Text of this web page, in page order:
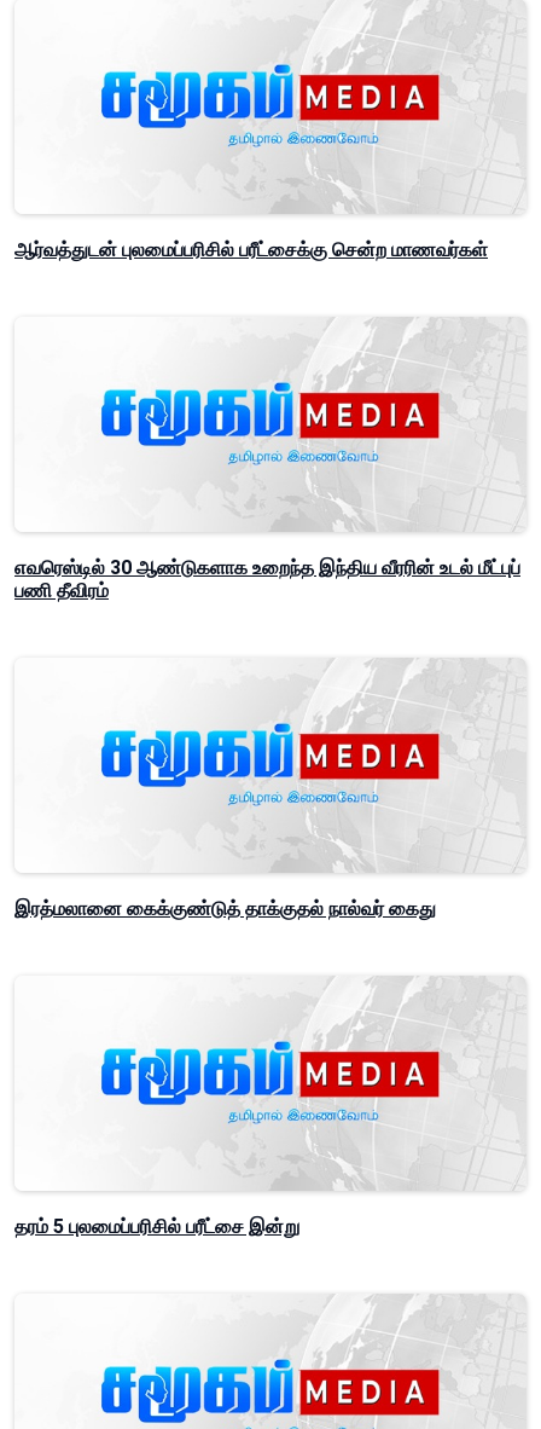
ஆர்வத்துடன் புலமைப்பரிசில் பரீட்சைக்கு சென்ற மாணவர்கள்
எவரெஸ்டில் 30 ஆண்டுகளாக உறைந்த இந்திய வீரரின் உடல் மீட்புப்
பணி தீவிரம்
இரத்மலானை கைக்குண்டுத் தாக்குதல் நால்வர் கைது
தரம் 5 புலமைப்பரிசில் பரீட்சை இன்று